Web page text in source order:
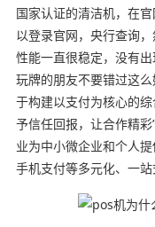
国家认证的清洁机，在
以登录官网，央行查询
性能一直很稳定，没有
玩牌的朋友不要错过这
于构建以支付为核心的
予信任回报，让合作精
业为中小微企业和个人
手机支付等多元化、一站